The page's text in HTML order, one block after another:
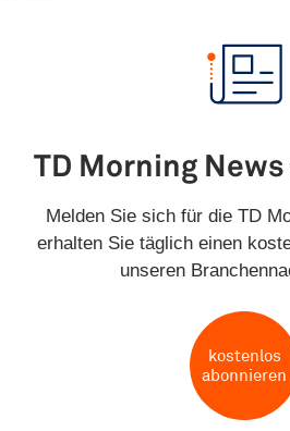
TD Morning
Melden Sie sich für die TD
erhalten Sie täglich einen
unseren
kostenlos
abonnieren